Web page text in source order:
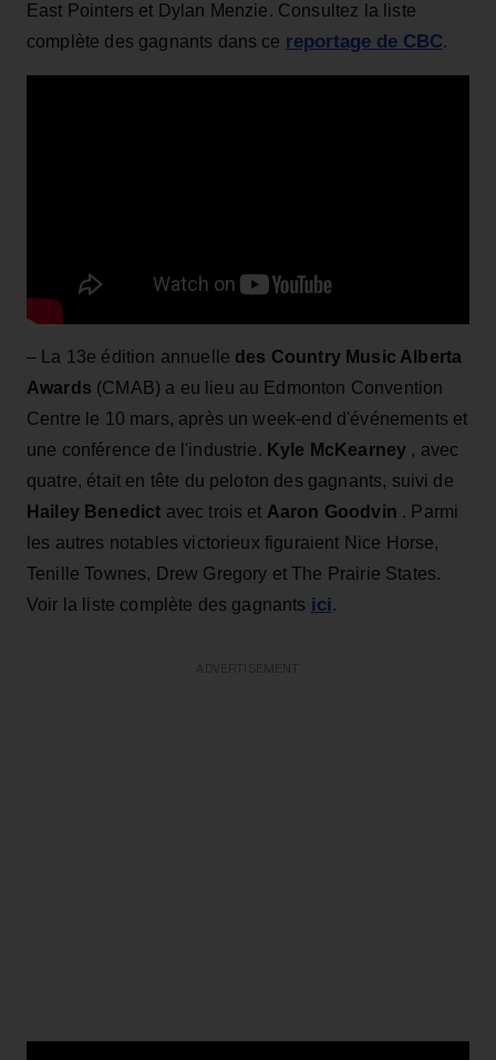
East Pointers et Dylan Menzie. Consultez la liste
complète des gagnants dans ce reportage de CBC.
– La 13e édition annuelle des Country Music Alberta
Awards (CMAB) a eu lieu au Edmonton Convention
Centre le 10 mars, après un week-end d'événements et
une conférence de l'industrie. Kyle McKearney , avec
quatre, était en tête du peloton des gagnants, suivi de
Hailey Benedict avec trois et Aaron Goodvin . Parmi
les autres notables victorieux figuraient Nice Horse,
Tenille Townes, Drew Gregory et The Prairie States.
Voir la liste complète des gagnants ici.